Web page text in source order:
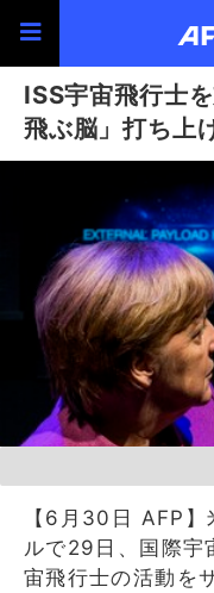
ISS宇宙飛行士
飛ぶ脳」打ち上
【6月30日 AFP】
ルで29日、国際宇
宙飛行士の活動を